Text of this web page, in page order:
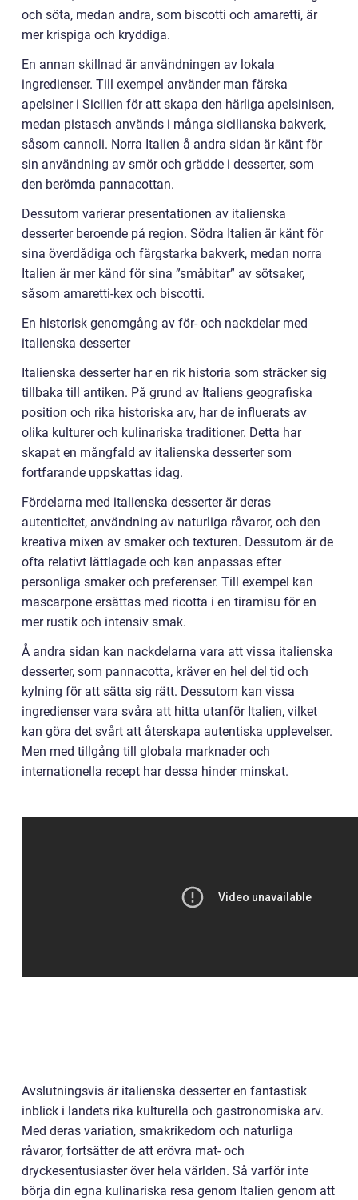
och söta, medan andra, som biscotti och amaretti, är
mer krispiga och kryddiga.
En annan skillnad är användningen av lokala
ingredienser. Till exempel använder man färska
apelsiner i Sicilien för att skapa den härliga apelsinisen,
medan pistasch används i många sicilianska bakverk,
såsom cannoli. Norra Italien å andra sidan är känt för
sin användning av smör och grädde i desserter, som
den berömda pannacottan.
Dessutom varierar presentationen av italienska
desserter beroende på region. Södra Italien är känt för
sina överdådiga och färgstarka bakverk, medan norra
Italien är mer känd för sina ”småbitar” av sötsaker,
såsom amaretti-kex och biscotti.
En historisk genomgång av för- och nackdelar med
italienska desserter
Italienska desserter har en rik historia som sträcker sig
tillbaka till antiken. På grund av Italiens geografiska
position och rika historiska arv, har de influerats av
olika kulturer och kulinariska traditioner. Detta har
skapat en mångfald av italienska desserter som
fortfarande uppskattas idag.
Fördelarna med italienska desserter är deras
autenticitet, användning av naturliga råvaror, och den
kreativa mixen av smaker och texturen. Dessutom är de
ofta relativt lättlagade och kan anpassas efter
personliga smaker och preferenser. Till exempel kan
mascarpone ersättas med ricotta i en tiramisu för en
mer rustik och intensiv smak.
Å andra sidan kan nackdelarna vara att vissa italienska
desserter, som pannacotta, kräver en hel del tid och
kylning för att sätta sig rätt. Dessutom kan vissa
ingredienser vara svåra att hitta utanför Italien, vilket
kan göra det svårt att återskapa autentiska upplevelser.
Men med tillgång till globala marknader och
internationella recept har dessa hinder minskat.
Avslutningsvis är italienska desserter en fantastisk
inblick i landets rika kulturella och gastronomiska arv.
Med deras variation, smakrikedom och naturliga
råvaror, fortsätter de att erövra mat- och
dryckesentusiaster över hela världen. Så varför inte
börja din egna kulinariska resa genom Italien genom att